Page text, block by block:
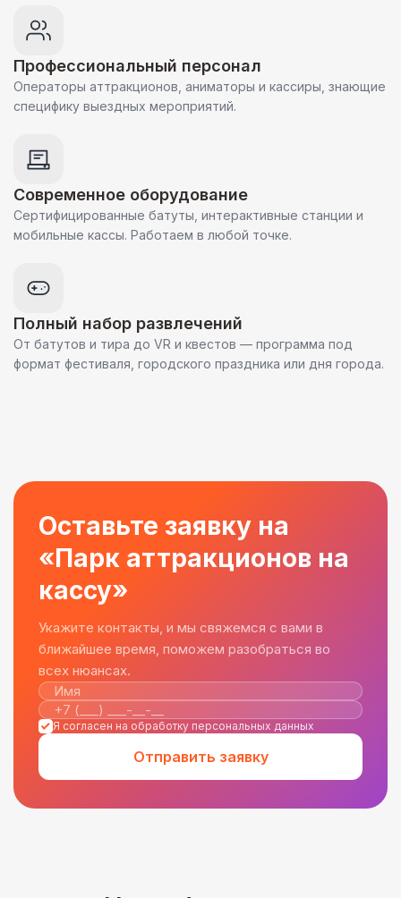
Профессиональный персонал
Операторы аттракционов, аниматоры и кассиры, знающие
специфику выездных мероприятий.
Современное оборудование
Сертифицированные батуты, интерактивные станции и
мобильные кассы. Работаем в любой точке.
Полный набор развлечений
От батутов и тира до VR и квестов — программа под
формат фестиваля, городского праздника или дня города.
Оставьте заявку на
«Парк аттракционов на
кассу»
Укажите контакты, и мы свяжемся с вами в
ближайшее время, поможем разобраться во
всех нюансах.
Я согласен на обработку персональных данных
Отправить заявку